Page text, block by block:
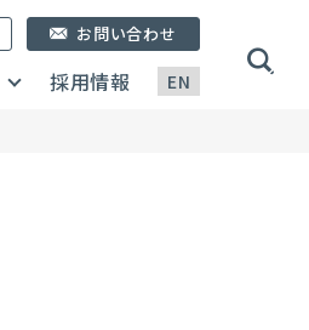
EN
採用情報
お問い合わせ